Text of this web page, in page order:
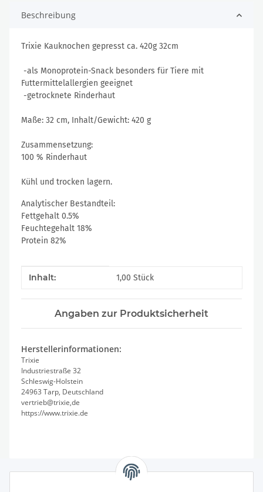
Beschreibung
Trixie Kauknochen gepresst ca. 420g 32cm
-als Monoprotein-Snack besonders für Tiere mit
Futtermittelallergien geeignet
-getrocknete Rinderhaut
Maße: 32 cm, Inhalt/Gewicht: 420 g
Zusammensetzung:
100 % Rinderhaut
Kühl und trocken lagern.
Analytischer Bestandteil:
Fettgehalt 0.5%
Feuchtegehalt 18%
Protein 82%
Produkteigenschaft
Wert
Inhalt: 1,00 Stück
Angaben zur Produktsicherheit
Herstellerinformationen:
Trixie
Industriestraße 32
Schleswig-Holstein
24963 Tarp, Deutschland
vertrieb@trixie,de
https://www.trixie.de